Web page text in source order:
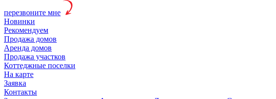
перезвоните мне
Новинки
Рекомендуем
Продажа домов
Аренда домов
Продажа участков
Коттеджные поселки
На карте
Заявка
Контакты